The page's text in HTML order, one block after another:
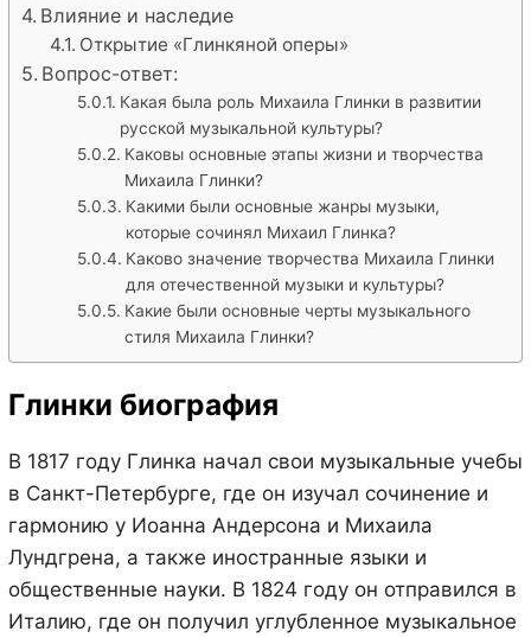
Влияние и наследие
Открытие «Глинкяной оперы»
Вопрос-ответ:
Какая была роль Михаила Глинки в развитии
русской музыкальной культуры?
Каковы основные этапы жизни и творчества
Михаила Глинки?
Какими были основные жанры музыки,
которые сочинял Михаил Глинка?
Каково значение творчества Михаила Глинки
для отечественной музыки и культуры?
Какие были основные черты музыкального
стиля Михаила Глинки?
Глинки биография
В 1817 году Глинка начал свои музыкальные учебы
в Санкт-Петербурге, где он изучал сочинение и
гармонию у Иоанна Андерсона и Михаила
Лундгрена, а также иностранные языки и
общественные науки. В 1824 году он отправился в
Италию, где он получил углубленное музыкальное